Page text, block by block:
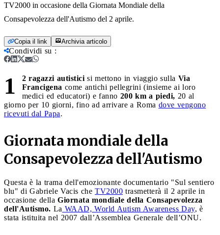
TV2000 in occasione della Giornata Mondiale della
Consapevolezza dell'Autismo del 2 aprile.
Copia il link Archivia articolo
Condividi su :
1 2 ragazzi autistici si mettono in viaggio sulla Via
Francigena come antichi pellegrini (insieme ai loro
medici ed educatori) e fanno 200 km a piedi, 20 al
giorno per 10 giorni, fino ad arrivare a Roma dove vengono
ricevuti dal Papa.
Giornata mondiale della
Consapevolezza dell'Autismo
Questa è la trama dell'emozionante documentario "Sul sentiero
blu" di Gabriele Vacis che TV2000 trasmetterà il 2 aprile in
occasione della Giornata mondiale della Consapevolezza
dell'Autismo. La WAAD, World Autism Awareness Day, è
stata istituita nel 2007 dall’Assemblea Generale dell’ONU.